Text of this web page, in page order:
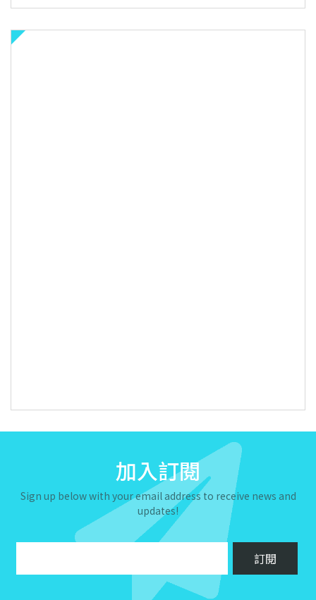
加入訂閱
Sign up below with your email address to receive news and
updates!